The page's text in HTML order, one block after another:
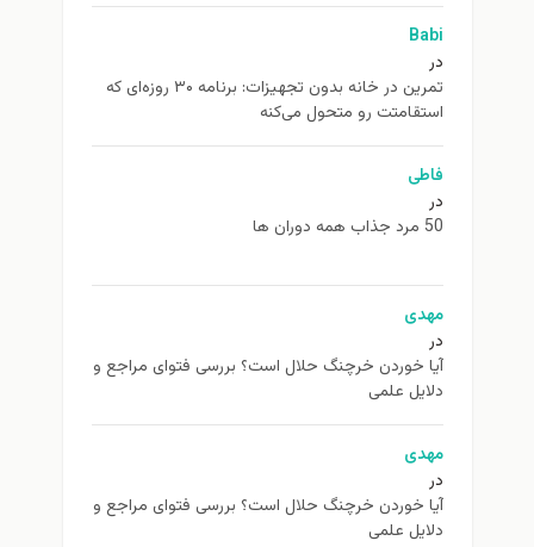
Babi
در
تمرین در خانه بدون تجهیزات: برنامه ۳۰ روزه‌ای که
استقامتت رو متحول می‌کنه
فاطی
در
50 مرد جذاب همه دوران ها
مهدی
در
آیا خوردن خرچنگ حلال است؟ بررسی فتوای مراجع و
دلایل علمی
مهدی
در
آیا خوردن خرچنگ حلال است؟ بررسی فتوای مراجع و
دلایل علمی